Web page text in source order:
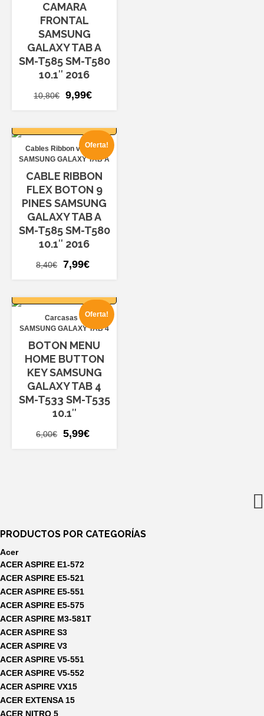
CAMARA
FRONTAL
SAMSUNG
GALAXY TAB A
SM-T585 SM-T580
10.1″ 2016
10,80€
El
era:
10,80€.
9,99€
es:
9,99€.
Oferta!
Cables Ribbon varios
SAMSUNG GALAXY TAB A
CABLE RIBBON
FLEX BOTON 9
PINES SAMSUNG
GALAXY TAB A
SM-T585 SM-T580
10.1″ 2016
8,40€
El
era:
8,40€.
7,99€
7,99€.
Oferta!
Carcasas
SAMSUNG GALAXY TAB 4
BOTON MENU
HOME BUTTON
KEY SAMSUNG
GALAXY TAB 4
SM-T533 SM-T535
10.1″
6,00€
El
5,99€
PRODUCTOS POR CATEGORÍAS
Acer
ACER ASPIRE E1-572
ACER ASPIRE E5-521
ACER ASPIRE E5-551
ACER ASPIRE E5-575
ACER ASPIRE M3-581T
ACER ASPIRE S3
ACER ASPIRE V3
ACER ASPIRE V5-551
ACER ASPIRE V5-552
ACER ASPIRE VX15
ACER EXTENSA 15
ACER NITRO 5